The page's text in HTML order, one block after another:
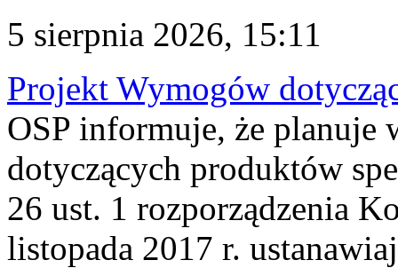
5 sierpnia 2026, 15:11
Projekt Wymogów
OSP informuje, że planuje
dotyczących produktów
26 ust. 1 rozporządzenia
listopada 2017 r.